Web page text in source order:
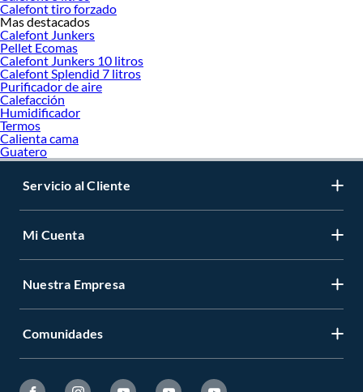
Calefont tiro forzado
Mas destacados
Calefont Junkers
Pellet Ecomas
Calefont Junkers 10 litros
Calefont Splendid 7 litros
Purificador de aire
Calefacción
Humidificador
Termos
Calienta cama
Guatero
Servicio al Cliente
Mi Cuenta
Nuestra Empresa
Comunidades